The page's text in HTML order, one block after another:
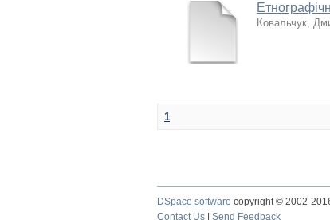
Ковальчук,
1
DSpace software copyright © 2002-
Contact Us
Send Feedback